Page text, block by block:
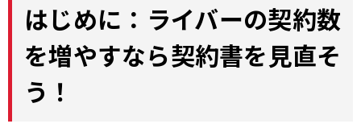
はじめに：ライバーの契約数
を増やすなら契約書を見直そ
う！